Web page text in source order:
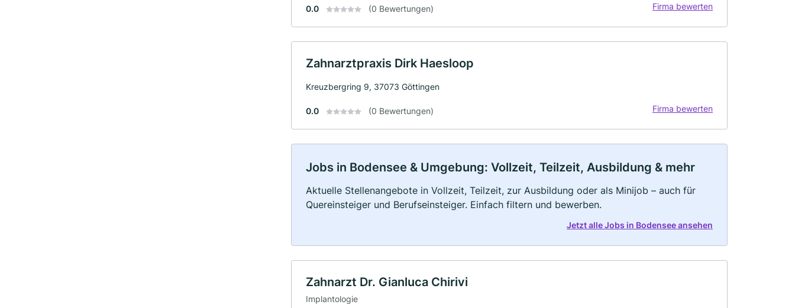
0.0 (0 Bewertungen) Firma bewerten
Zahnarztpraxis Dirk Haesloop
Kreuzbergring 9, 37073 Göttingen
0.0 (0 Bewertungen) Firma bewerten
Jobs in Bodensee & Umgebung: Vollzeit, Teilzeit, Ausbildung & mehr
Aktuelle Stellenangebote in Vollzeit, Teilzeit, zur Ausbildung oder als Minijob – auch für
Quereinsteiger und Berufseinsteiger. Einfach filtern und bewerben.
Jetzt alle Jobs in Bodensee ansehen
Zahnarzt Dr. Gianluca Chirivi
Implantologie